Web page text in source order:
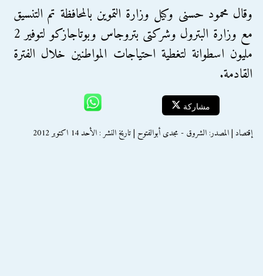
وقال محمود حسنى وكيل وزارة التموين بالمحافظة تم التنسيق
مع وزارة البترول وشركتى بتروجاس وبوتاجازكو لتوفير 2
مليون اسطوانة لتغطية احتياجات المواطنين خلال الفترة
القادمة.
مشاركة
إقتصاد | المصدر: الشروق - مجدى أبوالفتوح | تاريخ النشر : الأحد 14 اكتوبر 2012